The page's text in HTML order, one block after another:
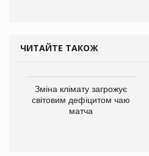
ЧИТАЙТЕ ТАКОЖ
Зміна клімату загрожує
світовим дефіцитом чаю
матча